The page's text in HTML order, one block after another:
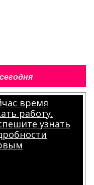
время
работу.
узнать